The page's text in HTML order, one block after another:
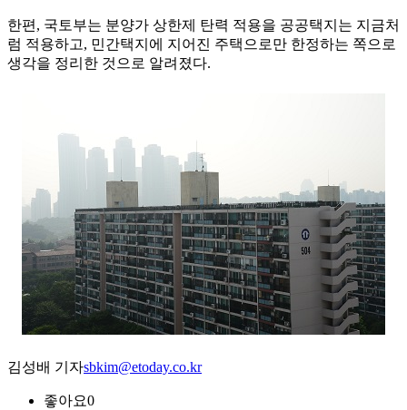
한편, 국토부는 분양가 상한제 탄력 적용을 공공택지는 지금처
럼 적용하고, 민간택지에 지어진 주택으로만 한정하는 쪽으로
생각을 정리한 것으로 알려졌다.
김성배 기자sbkim@etoday.co.kr
좋아요0